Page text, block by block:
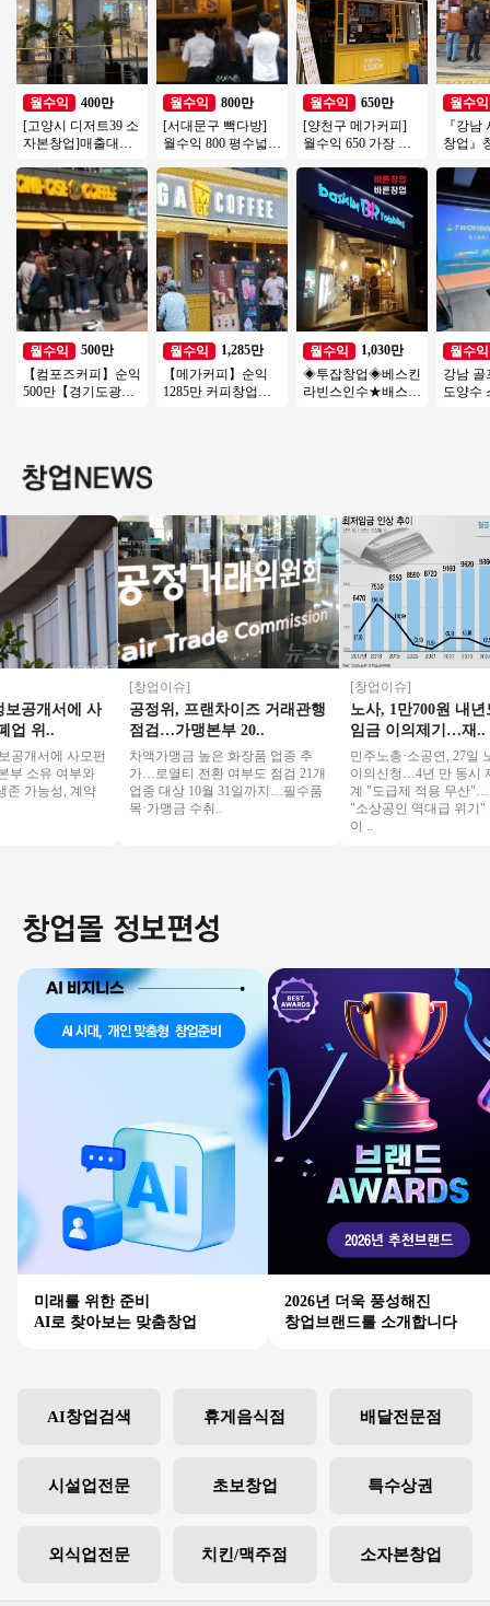
월수익
400만
[고양시 디저트39 소
자본창업]매출대비
월수익
500만
【컴포즈커피】순익
500만【경기도광
월수익
800만
[서대문구 빽다방]
월수익 800 평수넓고
오토 빽다방!
월수익
1,285만
【메가커피】순익
1285만 커피창업
월수익
650만
[양천구 메가커피]
월수익 650 가장 핫
커피!
월수익
1,030만
◈투잡창업◈베스킨
라빈스인수★배스킨
월수익
『강남
창업』
소자본
업 커피
월수익
강남 골
도양수
개서에 사
위..
서에 사모펀
소유 여부와
능성, 계약
[창업이슈]
공정위, 프랜차이즈 거래관행
점검…가맹본부 20..
차액가맹금 높은 화장품 업종 추
가…로열티 전환 여부도 점검 21개
업종 대상 10월 31일까지…필수품
목·가맹금 수취..
[창업이슈]
노사, 1만700원 내년도
임금 이의제기…재..
민주노총·소공연, 27일 노
이의신청…4년 만 동시 제
계 "도급제 적용 무산"…경
"소상공인 역대급 위기" 노
미래를 위한 준비
AI로 찾아보는 맞춤창업
2026년 더욱 풍성해진
창업브랜드를 소개합니다
AI창업검색 휴게음식점 배달전문점
시설업전문 초보창업 특수상권
외식업전문 치킨/맥주점 소자본창업